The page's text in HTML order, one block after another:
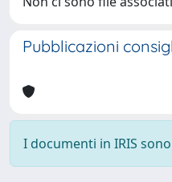
Pubblicazioni
I documenti in IRIS